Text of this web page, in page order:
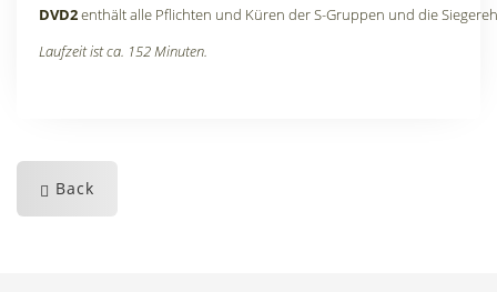
DVD2enthält alle Pflichten und Küren der S-Gruppen und die
Laufzeit ist ca. 152 Minuten.
Back